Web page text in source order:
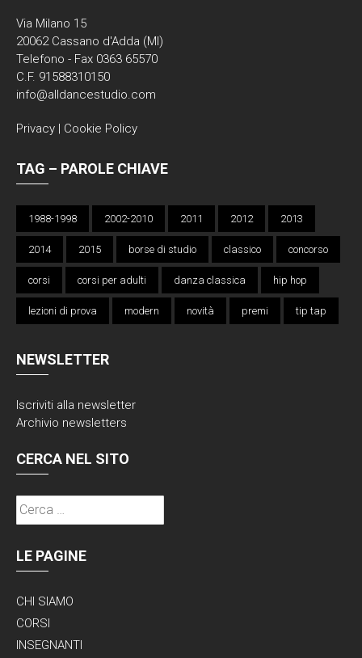
Via Milano 15
20062 Cassano d'Adda (MI)
Telefono - Fax 0363 65570
C.F. 91588310150
info@alldancestudio.com
Privacy | Cookie Policy
TAG – PAROLE CHIAVE
1988-1998 2002-2010 2011 2012 2013
2014 2015 borse di studio classico concorso
corsi corsi per adulti danza classica hip hop
lezioni di prova modern novità premi tip tap
NEWSLETTER
Iscriviti alla newsletter
Archivio newsletters
CERCA NEL SITO
Ricerca
per:
LE PAGINE
CHI SIAMO
CORSI
INSEGNANTI